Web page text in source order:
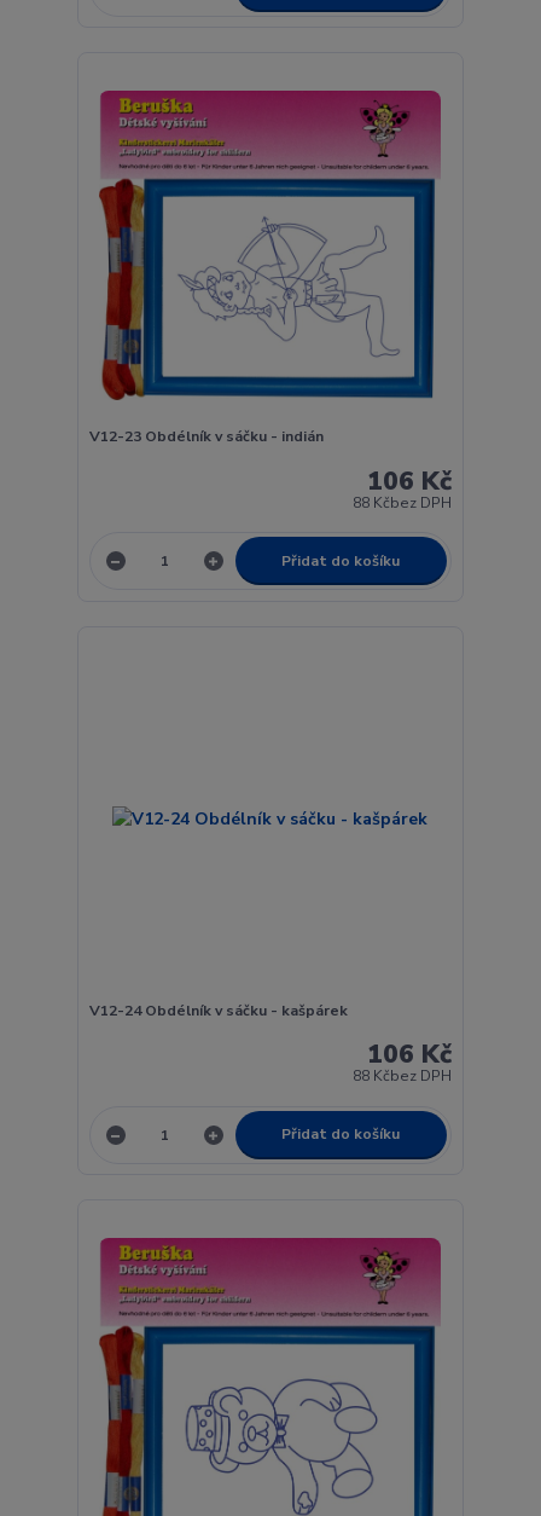
V12-23 Obdélník v sáčku - indián
106 Kč
88 Kčbez DPH
Přidat do košíku
V12-24 Obdélník v sáčku - kašpárek
106 Kč
88 Kčbez DPH
Přidat do košíku